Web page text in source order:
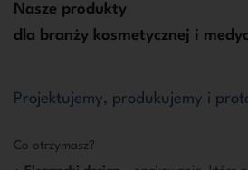
Nasze produkty
dla branży kosmetycznej i
Projektujemy, produkujemy i
Co otrzymasz?